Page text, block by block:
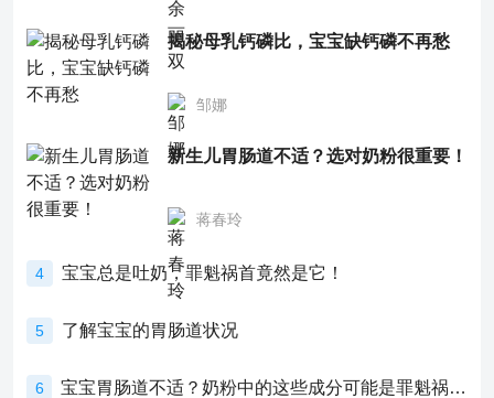
揭秘母乳钙磷比，宝宝缺钙磷不再愁
邹娜
新生儿胃肠道不适？选对奶粉很重要！
蒋春玲
4 宝宝总是吐奶，罪魁祸首竟然是它！
5 了解宝宝的胃肠道状况
6 宝宝胃肠道不适？奶粉中的这些成分可能是罪魁祸首！